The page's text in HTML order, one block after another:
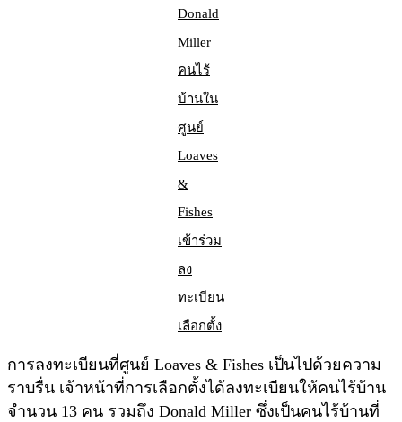
Donald
Miller
คนไร้
บ้านใน
ศูนย์
Loaves
&
Fishes
เข้าร่วม
ลง
ทะเบียน
เลือกตั้ง
การลงทะเบียนที่ศูนย์ Loaves & Fishes เป็นไปด้วยความ
ราบรื่น เจ้าหน้าที่การเลือกตั้งได้ลงทะเบียนให้คนไร้บ้าน
จำนวน 13 คน รวมถึง Donald Miller ซึ่งเป็นคนไร้บ้านที่